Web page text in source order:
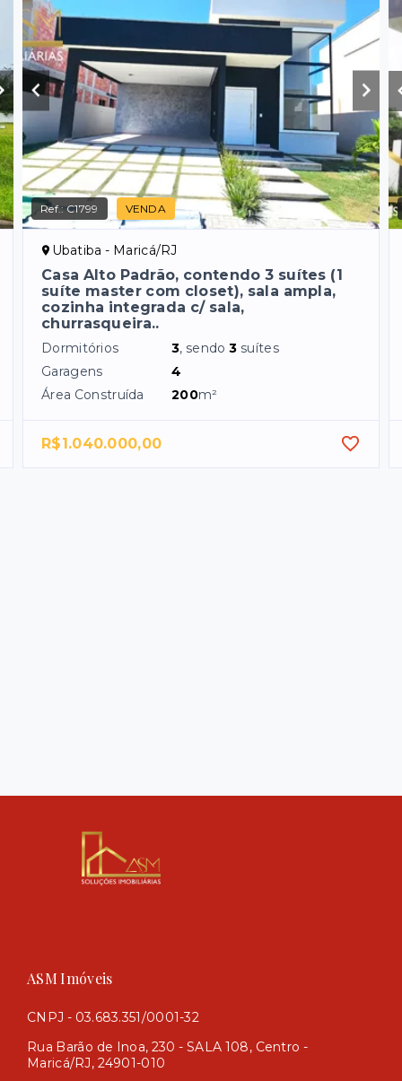
Ref.:C1799 VENDA
Ubatiba - Maricá/RJ
Casa Alto Padrão, contendo 3 suítes (1
suíte master com closet), sala ampla,
cozinha integrada c/ sala,
churrasqueira..
Dormitórios 3, sendo3 suítes
Garagens
4
Área Construída
200m²
R$1.040.000,00
ASM Imóveis
CNPJ - 03.683.351/0001-32
Rua Barão de Inoa, 230 - SALA 108, Centro -
Maricá/RJ, 24901-010